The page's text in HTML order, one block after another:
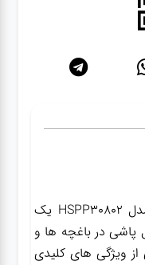
سم پاش مخزن دار دستی اینکو مدل HSPP30802 یک
پاشی در باغچه ها و
ویژگی های کلیدی